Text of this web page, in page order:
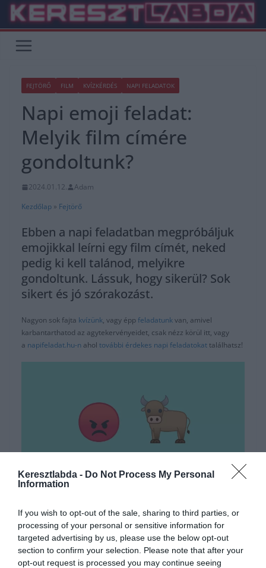
Keresztlabda - Do Not Process My Personal
Information
If you wish to opt-out of the sale, sharing to third parties, or
processing of your personal or sensitive information for
targeted advertising by us, please use the below opt-out
section to confirm your selection. Please note that after your
opt-out request is processed you may continue seeing
Skip
content
FEJTÖRŐ FILM KVÍZKÉRDÉS NAPI FELADATOK
Napi emoji feladat:
Melyik film címére
gondoltunk?
2024.01.12.
Adam
Kezdőlap » Fejtörő
Ebben a napi feladatban megpróbáljuk
emojikkal leírni egy film címét, neked
pedig ki kell talánod, melyikre
gondoltunk. Lássuk, hogy sikerül? Sok
sikert és jó szórakozást.
Nagyon sok fajta kvízünk, vagy éppfeladatunkvan, amivel
karbantarthatod az agytekervényeidet, csak nézz körül itt, vagy
a napifeladat.hu-n ahol további érdekes napi feladatokattalálhatsz!